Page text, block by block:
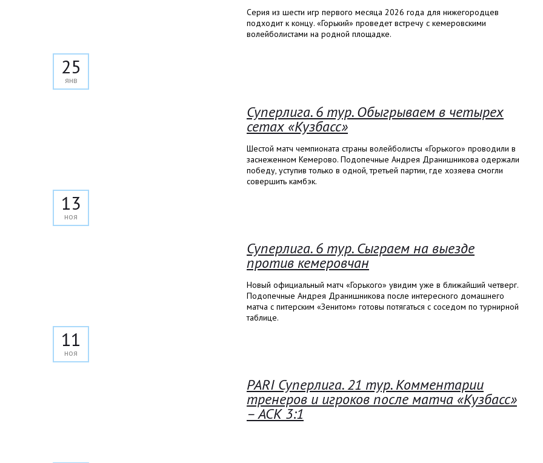
25
янв
Серия из шести игр первого месяца 2026 года для нижегородцев
подходит к концу. «Горький» проведет встречу с кемеровскими
волейболистами на родной площадке.
13
ноя
Суперлига. 6 тур. Обыгрываем в четырех
сетах «Кузбасс»
Шестой матч чемпионата страны волейболисты «Горького» проводили в
заснеженном Кемерово. Подопечные Андрея Дранишникова одержали
победу, уступив только в одной, третьей партии, где хозяева смогли
совершить камбэк.
11
ноя
Суперлига. 6 тур. Сыграем на выезде
против кемеровчан
Новый официальный матч «Горького» увидим уже в ближайший четверг.
Подопечные Андрея Дранишникова после интересного домашнего
матча с питерским «Зенитом» готовы потягаться с соседом по турнирной
таблице.
PARI Суперлига. 21 тур. Комментарии
тренеров и игроков после матча «Кузбасс»
– АСК 3:1